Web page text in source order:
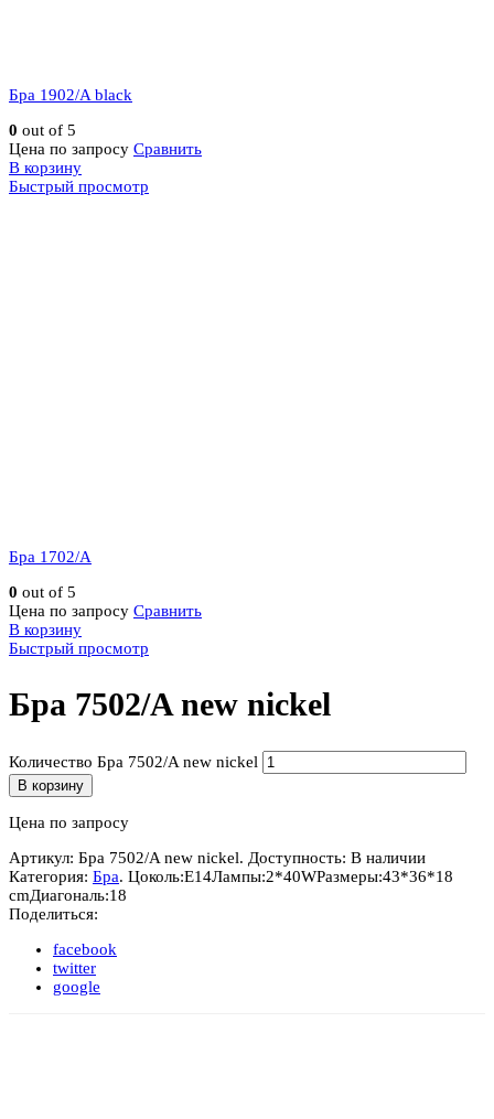
Бра 1902/A black
0 out of 5
Цена по запросу Сравнить
В корзину
Быстрый просмотр
Бра 1702/A
0 out of 5
Цена по запросу Сравнить
В корзину
Быстрый просмотр
Бра 7502/A new nickel
Количество Бра 7502/A new nickel
В корзину
Цена по запросу
Артикул: Бра 7502/A new nickel. Доступность: В наличии
Категория: Бра. Цоколь:E14Лампы:2*40WРазмеры:43*36*18
cmДиагональ:18
Поделиться:
facebook
twitter
google